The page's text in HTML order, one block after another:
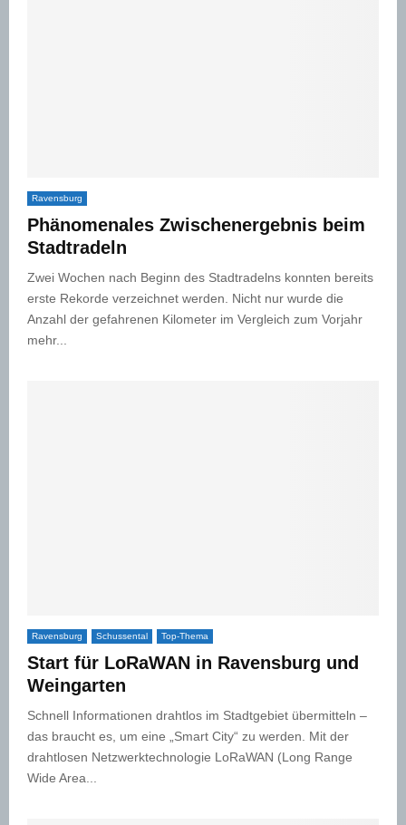
Ravensburg
Phänomenales Zwischenergebnis beim
Stadtradeln
Zwei Wochen nach Beginn des Stadtradelns konnten bereits
erste Rekorde verzeichnet werden. Nicht nur wurde die
Anzahl der gefahrenen Kilometer im Vergleich zum Vorjahr
mehr...
Ravensburg Schussental Top-Thema
Start für LoRaWAN in Ravensburg und
Weingarten
Schnell Informationen drahtlos im Stadtgebiet übermitteln –
das braucht es, um eine „Smart City“ zu werden. Mit der
drahtlosen Netzwerktechnologie LoRaWAN (Long Range
Wide Area...